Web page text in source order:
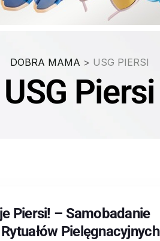
DOBRA MAMA > USG PIERSI
USG Piersi
Piersi! – Samobadanie
Pielęgnacyjnych